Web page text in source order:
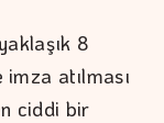
8
atılması
ciddi bir